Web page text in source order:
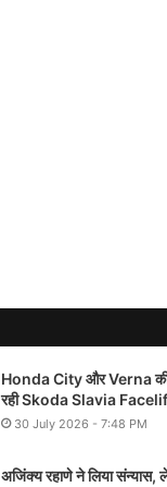
Honda City और Verna की
रही Skoda Slavia
30 July 2026 - 7:48 PM
अजिंक्य रहाणे ने लिया संन्यास,